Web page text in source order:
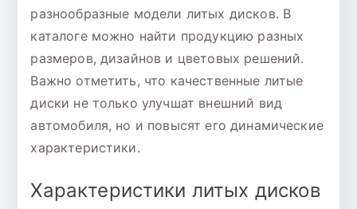
разнообразные модели литых дисков. В
каталоге можно найти продукцию разных
размеров, дизайнов и цветовых решений.
Важно отметить, что качественные литые
диски не только улучшат внешний вид
автомобиля, но и повысят его динамические
характеристики.
Характеристики литых дисков